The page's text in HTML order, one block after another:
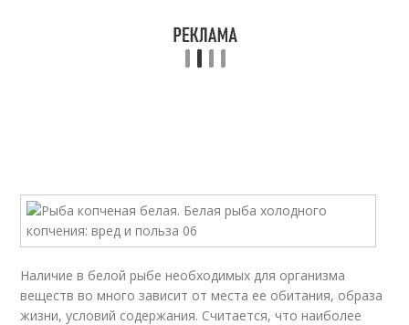
Наличие в белой рыбе необходимых для организма
веществ во много зависит от места ее обитания, образа
жизни, условий содержания. Считается, что наиболее